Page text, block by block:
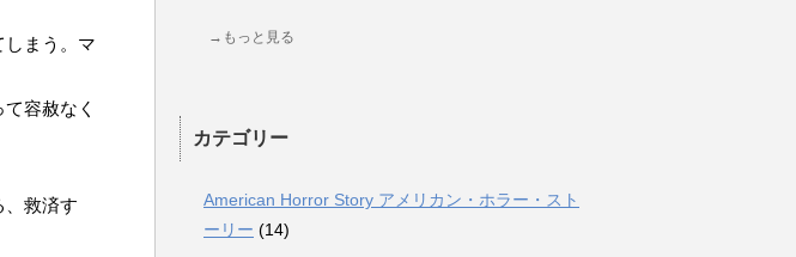
まう。マ
容赦なく
、救済す
→もっと見る
カテゴリー
American Horror Story アメリカン・ホラー・スト
ーリー (14)